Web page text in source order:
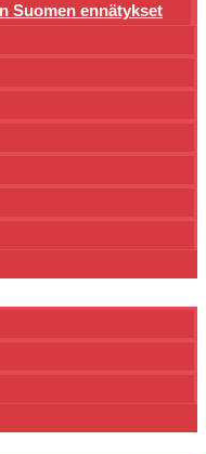
Suomen ennätykset